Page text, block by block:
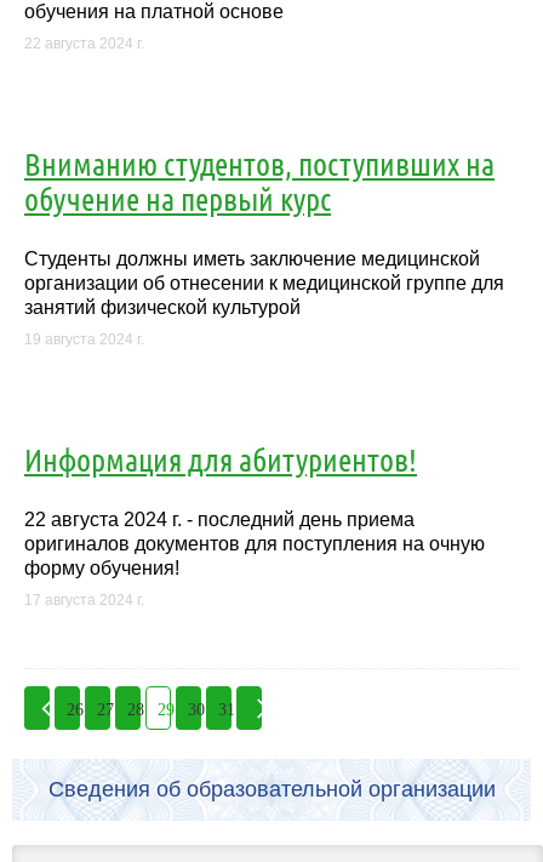
обучения на платной основе
22 августа 2024 г.
Вниманию студентов, поступивших на
обучение на первый курс
Студенты должны иметь заключение медицинской
организации об отнесении к медицинской группе для
занятий физической культурой
19 августа 2024 г.
Информация для абитуриентов!
22 августа 2024 г. - последний день приема
оригиналов документов для поступления на очную
форму обучения!
17 августа 2024 г.
26 27 28 29 30 31
Сведения об образовательной организации